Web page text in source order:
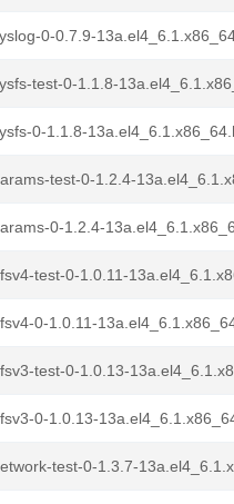
0-0.7.9-
test-0-1.1.8-
0-1.1.8-
test-0-1.2.4-
0-1.2.4-
test-0-1.0.11-
0-1.0.11-
test-0-1.0.13-
0-1.0.13-
test-0-1.3.7-